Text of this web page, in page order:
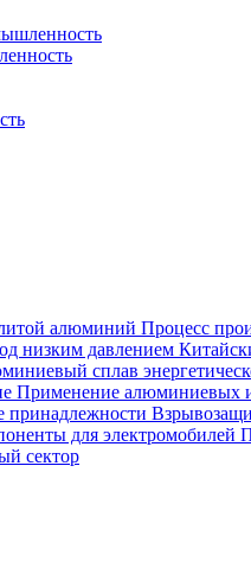
алюминий Процесс
низким давлением
сплав
Применение алюминиевых
принадлежности
для электромобилей
сектор